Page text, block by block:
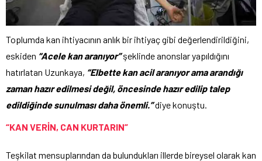
Toplumda kan ihtiyacının anlık bir ihtiyaç gibi değerlendirildiğini,
eskiden “Acele kan aranıyor”şeklinde anonslar yapıldığını
hatırlatan Uzunkaya, “Elbette kan acil aranıyor ama arandığı
zaman hazır edilmesi değil, öncesinde hazır edilip talep
edildiğinde sunulması daha önemli.”diye konuştu.
“KAN VERİN, CAN KURTARIN”
Teşkilat mensuplarından da bulundukları illerde bireysel olarak kan